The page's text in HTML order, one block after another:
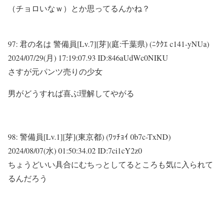
（チョロいなｗ）とか思ってるんかね？
97: 君の名は 警備員[Lv.7][芽](庭:千葉県) (ﾆｸｸｴ c141-yNUa)
2024/07/29(月) 17:19:07.93 ID:846aUdWc0NIKU
さすが元パンツ売りの少女
男がどうすれば喜ぶ理解してやがる
98: 警備員[Lv.1][芽](東京都) (ﾜｯﾁｮｲ 0b7c-TxND)
2024/08/07(水) 01:50:34.02 ID:7ci1cY2z0
ちょうどいい具合にむちっとしてるところも気に入られて
るんだろう